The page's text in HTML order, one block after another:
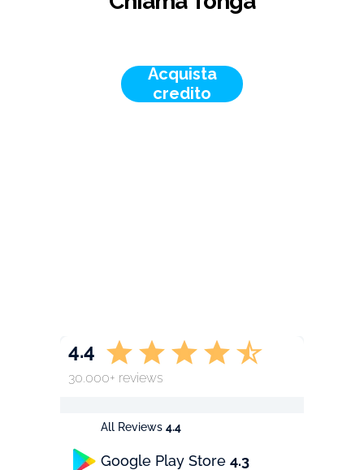
Acquista
credito
All Reviews 4.4
Google Play Store 4.3
4.4
30.000+ reviews